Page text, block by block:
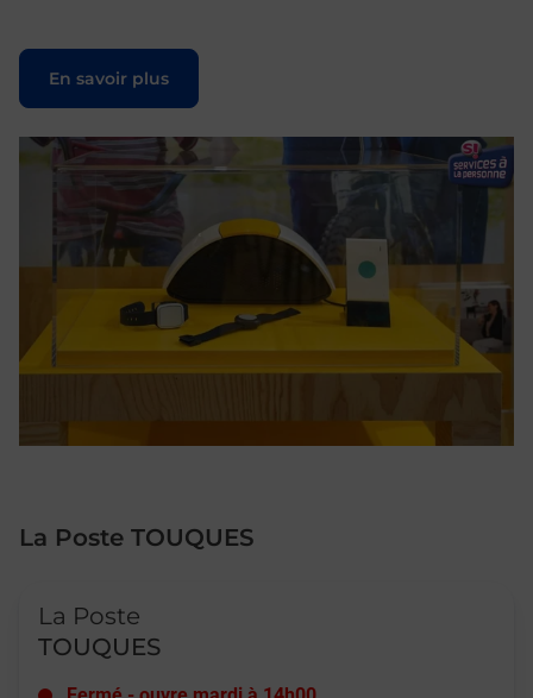
En savoir plus
Le lien s'ouvre dans un nouvel onglet
La Poste TOUQUES
La Poste
TOUQUES